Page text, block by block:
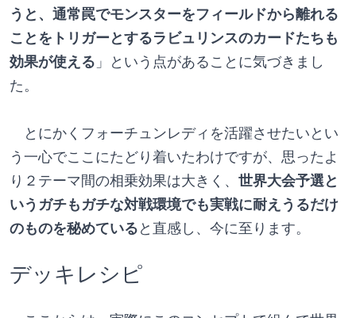
うと、通常罠でモンスターをフィールドから離れる
ことをトリガーとするラビュリンスのカードたちも
効果が使える 」という点があることに気づきまし
た。
とにかくフォーチュンレディを活躍させたいとい
う一心でここにたどり着いたわけですが、思ったよ
り２テーマ間の相乗効果は大きく、 世界大会予選と
いうガチもガチな対戦環境でも実戦に耐えうるだけ
のものを秘めていると直感し、今に至ります。
デッキレシピ